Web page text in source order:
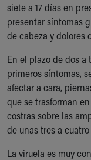
siete a 17 días en
presentar síntomas
de cabeza y dolores
En el plazo de dos
primeros síntomas,
afectar a cara,
que se trasforman
costras sobre las
de unas tres a
La viruela es muy